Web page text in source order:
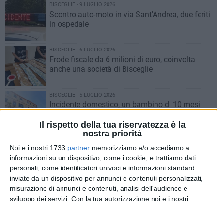
Il rispetto della tua riservatezza è la
nostra priorità
Noi e i nostri 1733 partner memorizziamo e/o accediamo a
informazioni su un dispositivo, come i cookie, e trattiamo dati
personali, come identificatori univoci e informazioni standard
inviate da un dispositivo per annunci e contenuti personalizzati,
misurazione di annunci e contenuti, analisi dell'audience e
sviluppo dei servizi. Con la tua autorizzazione noi e i nostri
BISCEGLIE - 9 LUGLIO 2026
Scontro auto-moto in via Sant'Andrea, due feriti
in ospedale
BISCEGLIE - 6 LUGLIO 2026
Frode fiscale da 6 milioni di euro, coinvolta
anche una società di Bisceglie
BISCEGLIE - 5 LUGLIO 2026
Incidente domestico, un bambino di 10 mesi
BISCEGLIE - 5 LUGLIO 2026
Incidente e auto ribaltata su via Imbriani:
traffico bloccato
BISCEGLIE - 5 LUGLIO 2026
Vasto incendio in via Padre Kolbe, l'intervento